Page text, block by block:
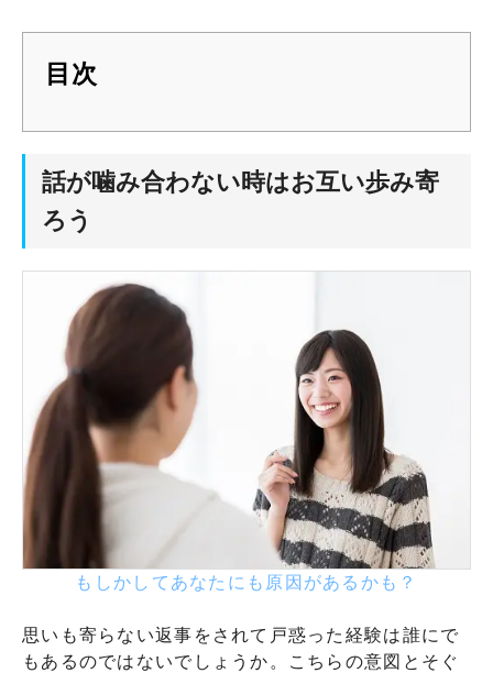
目次
話が噛み合わない時はお互い歩み寄
ろう
もしかしてあなたにも原因があるかも？
思いも寄らない返事をされて戸惑った経験は誰にで
もあるのではないでしょうか。こちらの意図とそぐ